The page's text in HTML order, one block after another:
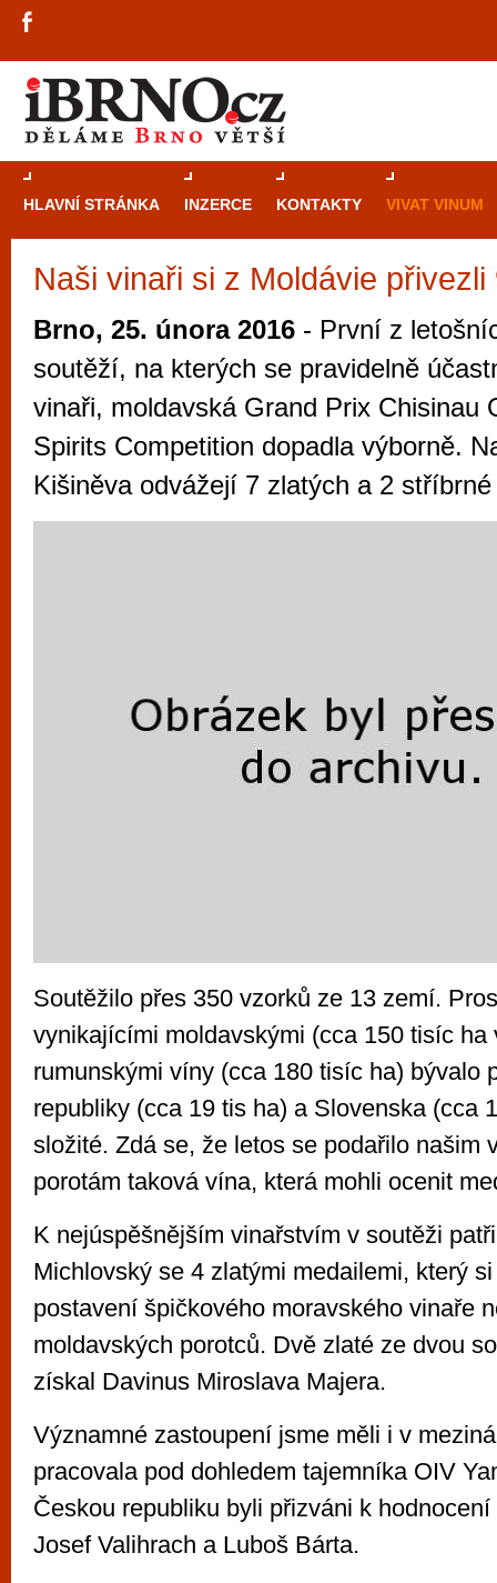
HLAVNÍ STRÁNKA INZERCE KONTAKTY VIVAT VINUM
Naši vinaři si z Moldávie přivezli
Brno, 25. února 2016 - První z
soutěží, na kterých se pravidelně
vinaři, moldavská Grand Prix Chisinau
Spirits Competition dopadla výborně.
Kišiněva odvážejí 7 zlatých a 2
Soutěžilo přes 350 vzorků ze 13 zemí.
vynikajícími moldavskými (cca 150 tisíc ha
rumunskými víny (cca 180 tisíc ha) bývalo
republiky (cca 19 tis ha) a Slovenska (cca
složité. Zdá se, že letos se podařilo našim
porotám taková vína, která mohli ocenit
K nejúspěšnějším vinařstvím v soutěži
Michlovský se 4 zlatými medailemi, který
postavení špičkového moravského vinaře
moldavských porotců. Dvě zlaté ze dvou
získal Davinus Miroslava Majera.
Významné zastoupení jsme měli i v
pracovala pod dohledem tajemníka OIV
Českou republiku byli přizváni k
Josef Valihrach a Luboš Bárta.
Průvodce
Brně: Od
automaty
Brno je
zajímavé
restaurace,
Mimo jiné je ale také místem, kde si
vyzkoušet různé kasinové hry. V